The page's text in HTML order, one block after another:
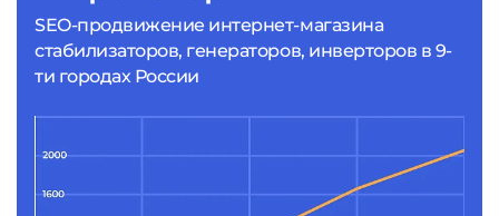
SEO-продвижение интернет-магазина
стабилизаторов, генераторов, инверторов в 9-
ти городах России